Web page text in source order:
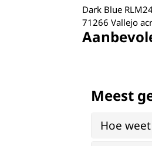
Dark Blue
71266 Vallejo
Meest
Hoe